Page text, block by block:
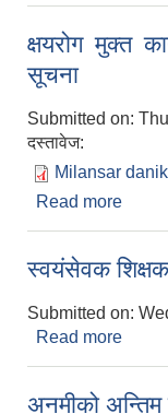
क्षयरोग मुक्त
सूचना
Submitted on:
दस्तावेज:
Milansar
Read more
स्वयंसेवक शिक्षक
Submitted on:
Read more
अनमीको